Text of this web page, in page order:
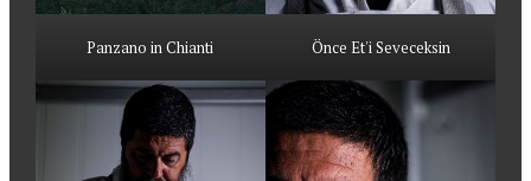
Panzano in Chianti Önce Et'i Seveceksin